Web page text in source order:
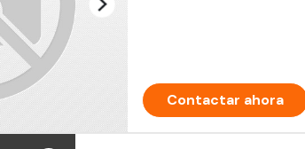
Contactar ahora